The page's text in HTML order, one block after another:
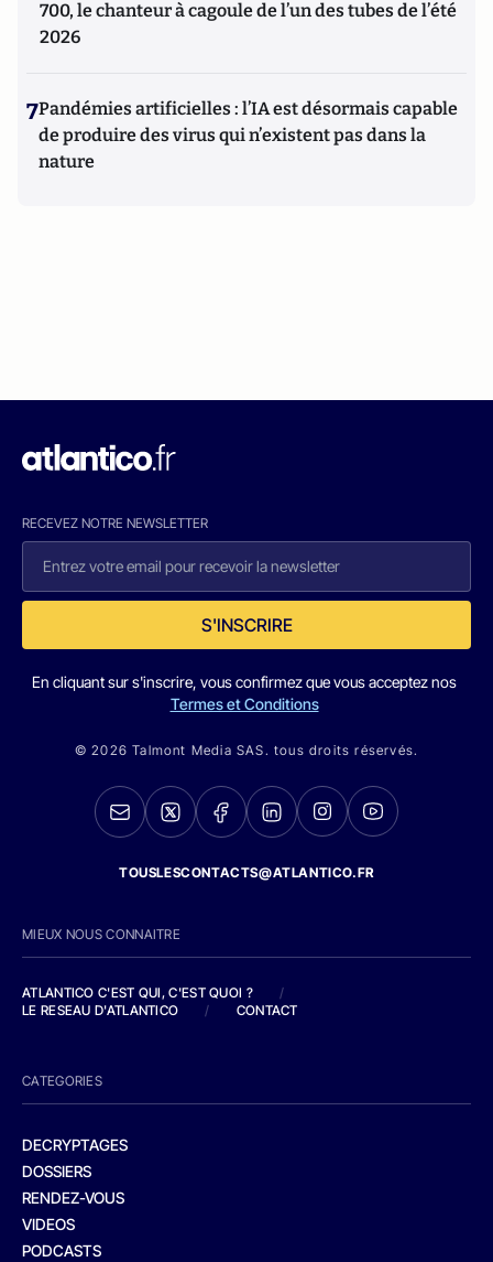
700, le chanteur à cagoule de l’un des tubes de l’été
2026
7Pandémies artificielles : l’IA est désormais capable
de produire des virus qui n’existent pas dans la
nature
RECEVEZ NOTRE NEWSLETTER
S'INSCRIRE
En cliquant sur s'inscrire, vous confirmez que vous acceptez nos
Termes et Conditions
© 2026 Talmont Media SAS. tous droits réservés.
TOUSLESCONTACTS@ATLANTICO.FR
MIEUX NOUS CONNAITRE
ATLANTICO C'EST QUI, C'EST QUOI ?
/
LE RESEAU D'ATLANTICO
/ CONTACT
CATEGORIES
DECRYPTAGES
DOSSIERS
RENDEZ-VOUS
VIDEOS
PODCASTS